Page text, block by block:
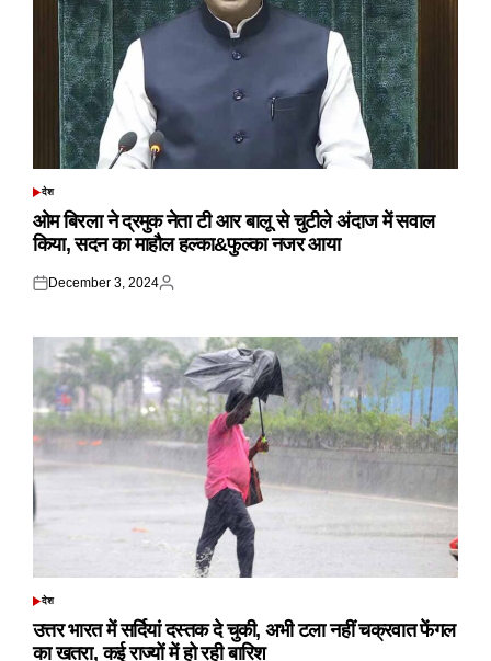
POSTED
देश
ओम बिरला ने द्रमुक नेता टी आर बालू से चुटीले अंदाज में सवाल
किया, सदन का माहौल हल्का&फुल्का नजर आया
Posted
December 3, 2024
Posted
POSTED
देश
उत्तर भारत में सर्दियां दस्तक दे चुकी, अभी टला नहीं चक्रवात फेंगल
का खतरा, कई राज्यों में हो रही बारिश